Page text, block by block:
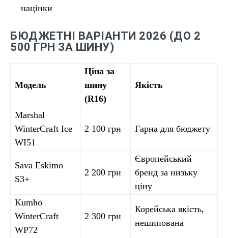
націнки
БЮДЖЕТНІ ВАРІАНТИ 2026 (ДО 2
500 ГРН ЗА ШИНУ)
Модель
Ціна за
шину
(R16)
Якість
Marshal
WinterCraft Ice
WI51
2 100 грн Гарна для бюджету
Sava Eskimo
S3+
2 200 грн
Європейський
бренд за низьку
ціну
Kumho
WinterCraft
WP72
2 300 грн
Корейська якість,
нешипована